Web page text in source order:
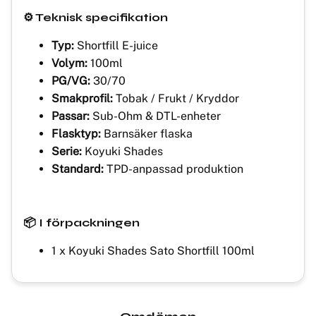
⚙️ Teknisk specifikation
Typ: Shortfill E-juice
Volym: 100ml
PG/VG: 30/70
Smakprofil: Tobak / Frukt / Kryddor
Passar: Sub-Ohm & DTL-enheter
Flasktyp: Barnsäker flaska
Serie: Koyuki Shades
Standard: TPD-anpassad produktion
📦 I förpackningen
1 x Koyuki Shades Sato Shortfill 100ml